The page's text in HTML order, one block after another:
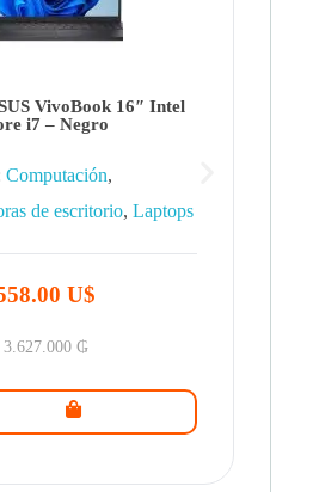
VivoBook 16″ Intel
i7 – Negro
Computación,
de escritorio, Laptops
U$
3.627.000 ₲